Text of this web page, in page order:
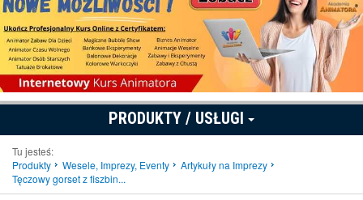
PRODUKTY / USŁUGI
Tu jesteś:
Produkty
Wesele, Imprezy, Eventy
Artykuły na Imprezy
Tęczowy gorset z fiszbin...